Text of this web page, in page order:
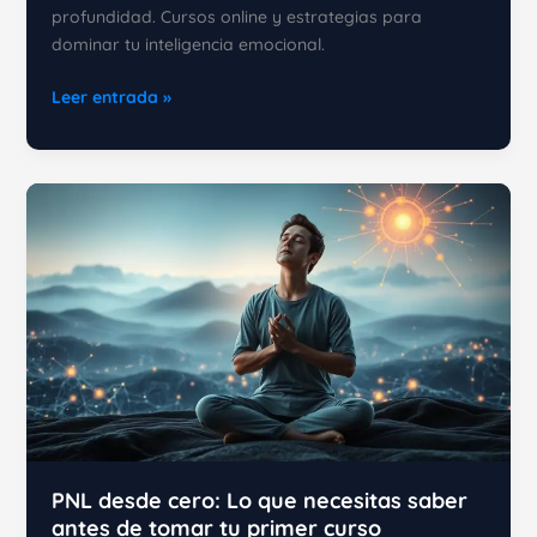
profundidad. Cursos online y estrategias para
dominar tu inteligencia emocional.
La
Neurolingüística:
Cómo
tus
creencias
y
valores
Leer entrada »
PNL desde cero: Lo que necesitas saber
antes de tomar tu primer curso